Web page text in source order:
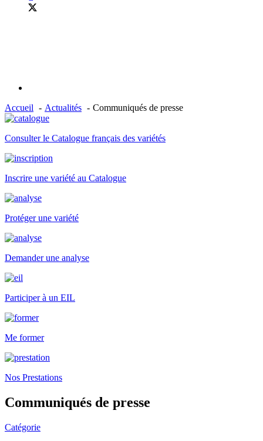
Accueil Actualités Communiqués de presse
Consulter le Catalogue français des variétés
Inscrire une variété au Catalogue
Protéger une variété
Demander une analyse
Participer à un EIL
Me former
Nos Prestations
Communiqués de presse
Catégorie